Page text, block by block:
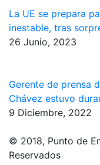
La UE se prepara
inestable, tras
26 Junio, 2023
Gerente de prensa
Chávez estuvo
9 Diciembre, 2022
© 2018, Punto de
Reservados